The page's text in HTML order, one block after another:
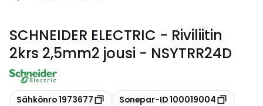
SCHNEIDER ELECTRIC - Riviliitin
2krs 2,5mm2 jousi - NSYTRR24D
Kopioi
Sähkönro 1973677 Kopioi
Sonepar-ID 100019004